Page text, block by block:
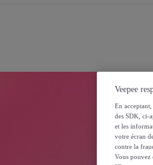
Veepee
En
des SDK, ci-
et les
votre écran
contre la
Vous pouvez